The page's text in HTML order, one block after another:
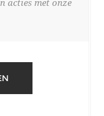
acties met onze